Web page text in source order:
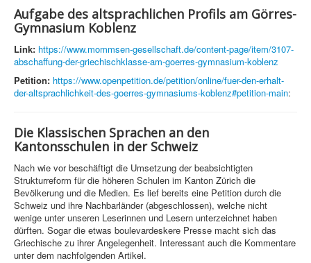
Aufgabe des altsprachlichen Profils am Görres-
Gymnasium Koblenz
Link: https://www.mommsen-gesellschaft.de/content-page/item/3107-
abschaffung-der-griechischklasse-am-goerres-gymnasium-koblenz
Petition: https://www.openpetition.de/petition/online/fuer-den-erhalt-
der-altsprachlichkeit-des-goerres-gymnasiums-koblenz#petition-main:
Die Klassischen Sprachen an den
Kantonsschulen in der Schweiz
Nach wie vor beschäftigt die Umsetzung der beabsichtigten
Strukturreform für die höheren Schulen im Kanton Zürich die
Bevölkerung und die Medien. Es lief bereits eine Petition durch die
Schweiz und ihre Nachbarländer (abgeschlossen), welche nicht
wenige unter unseren Leserinnen und Lesern unterzeichnet haben
dürften. Sogar die etwas boulevardeskere Presse macht sich das
Griechische zu ihrer Angelegenheit. Interessant auch die Kommentare
unter dem nachfolgenden Artikel.